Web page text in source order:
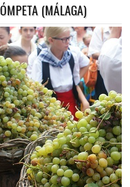
(MÁLAGA)